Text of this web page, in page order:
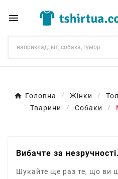

Головна Жінки
Тварини
Собаки
Вибачте за незручності.
Шукайте ще раз те, що ви